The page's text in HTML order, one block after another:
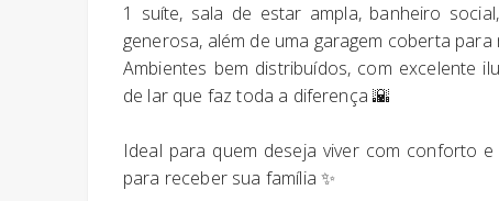
1 suíte, sala de estar ampla, banheiro
generosa, além de uma garagem coberta
Ambientes bem distribuídos, com excelente
de lar que faz toda a diferença 🌇
Ideal para quem deseja viver com conforto
para receber sua família ✨